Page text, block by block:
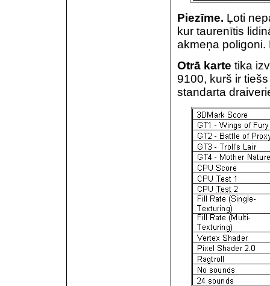
Piezīme. Ļoti
kur taurenītis
akmeņa poligoni.
Otrā karte tika
9100, kurš ir
standarta